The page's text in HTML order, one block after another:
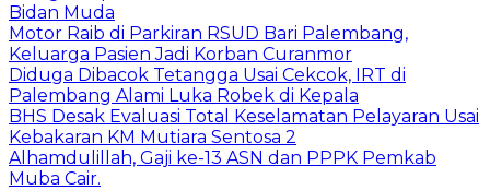
Bidan Muda
Motor Raib di Parkiran RSUD Bari Palembang,
Keluarga Pasien Jadi Korban Curanmor
Diduga Dibacok Tetangga Usai Cekcok, IRT di
Palembang Alami Luka Robek di Kepala
BHS Desak Evaluasi Total Keselamatan Pelayaran Usai
Kebakaran KM Mutiara Sentosa 2
Alhamdulillah, Gaji ke-13 ASN dan PPPK Pemkab
Muba Cair.